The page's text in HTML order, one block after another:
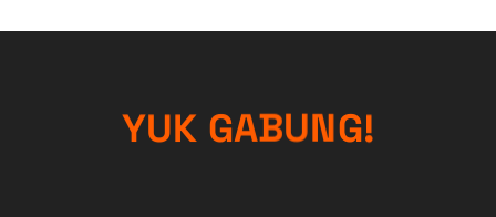
YUK GABUNG!